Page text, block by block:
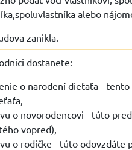
alebo
zanikla.
dostanete:
o narodení dieťaťa -
o novorodencovi - túto
vopred),
o rodičke - túto